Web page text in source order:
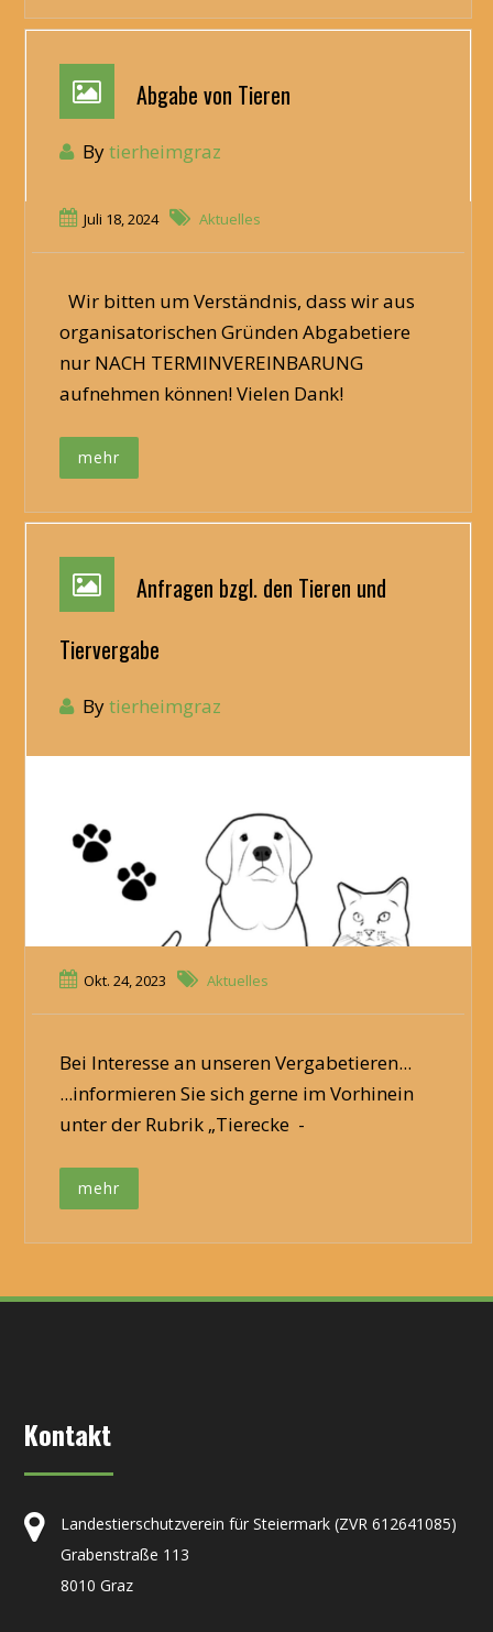
Abgabe von Tieren
Bytierheimgraz
Juli 18, 2024 Aktuelles
Wir bitten um Verständnis, dass wir aus
organisatorischen Gründen Abgabetiere
nur NACH TERMINVEREINBARUNG
aufnehmen können! Vielen Dank!
mehr
Anfragen bzgl. den Tieren und
Tiervergabe
Bytierheimgraz
Okt. 24, 2023 Aktuelles
Bei Interesse an unseren Vergabetieren...
...informieren Sie sich gerne im Vorhinein
unter der Rubrik „Tierecke -
mehr
Kontakt
Landestierschutzverein für Steiermark (ZVR 612641085)
Grabenstraße 113
8010 Graz